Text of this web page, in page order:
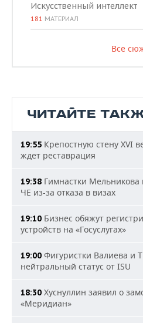
Искусственный интеллект
181 МАТЕРИАЛ
Все
ЧИТАЙТЕ
19:55 Крепостную стену XVI
ждет реставрация
19:38 Гимнастки Мельникова
ЧЕ из-за отказа в визах
19:10 Бизнес обяжут
устройств на «Госуслугах»
19:00 Фигуристки Валиева и
нейтральный статус от ISU
18:30 Хуснуллин заявил о
«Меридиан»